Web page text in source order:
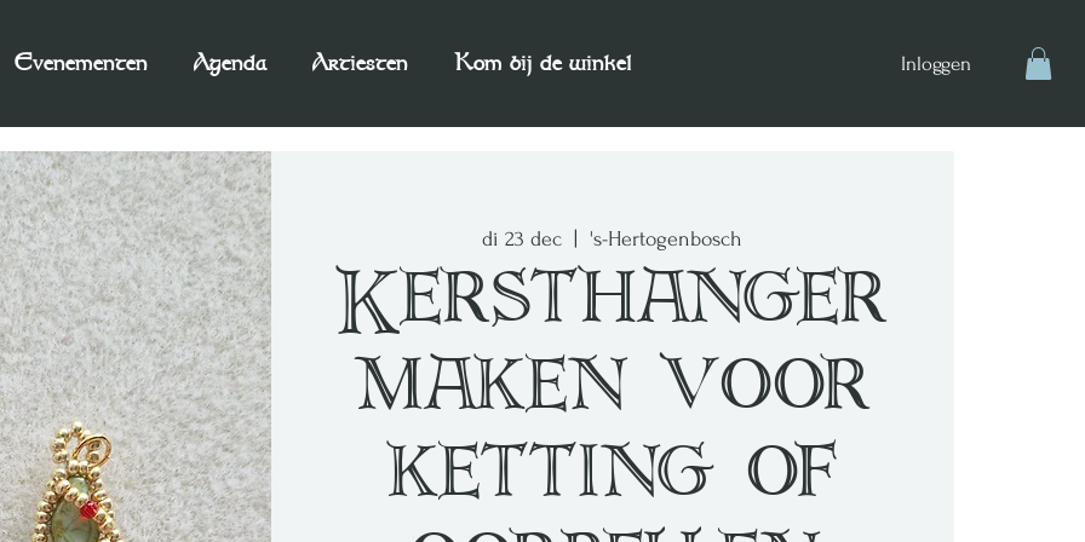
Evenementen Agenda Artiesten Kom bij de winkel Inloggen
di 23 dec 's-Hertogenbosch
Kersthanger
maken voor
ketting of